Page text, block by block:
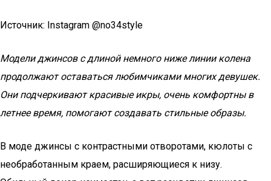
Источник: Instagram @no34style
Модели джинсов с длиной немного ниже линии колена
продолжают оставаться любимчиками многих девушек.
Они подчеркивают красивые икры, очень комфортны в
летнее время, помогают создавать стильные образы.
В моде джинсы с контрастными отворотами, кюлоты с
необработанным краем, расширяющиеся к низу.